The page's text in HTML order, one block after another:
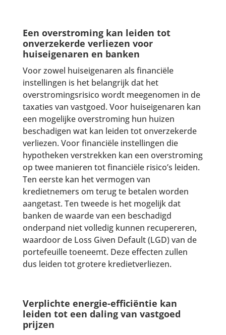
Een overstroming kan leiden tot
onverzekerde verliezen voor
huiseigenaren en banken
Voor zowel huiseigenaren als financiële
instellingen is het belangrijk dat het
overstromingsrisico wordt meegenomen in de
taxaties van vastgoed. Voor huiseigenaren kan
een mogelijke overstroming hun huizen
beschadigen wat kan leiden tot onverzekerde
verliezen. Voor financiële instellingen die
hypotheken verstrekken kan een overstroming
op twee manieren tot financiële risico’s leiden.
Ten eerste kan het vermogen van
kredietnemers om terug te betalen worden
aangetast. Ten tweede is het mogelijk dat
banken de waarde van een beschadigd
onderpand niet volledig kunnen recupereren,
waardoor de Loss Given Default (LGD) van de
portefeuille toeneemt. Deze effecten zullen
dus leiden tot grotere kredietverliezen.
Verplichte energie-efficiëntie kan
leiden tot een daling van vastgoed
prijzen